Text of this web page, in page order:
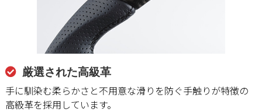
厳選された高級革
手に馴染む柔らかさと不用意な滑りを防ぐ手触りが特徴の
高級革を採用しています。